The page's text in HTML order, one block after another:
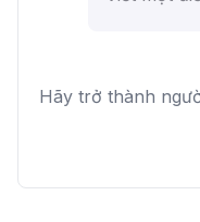
Hãy trở thành